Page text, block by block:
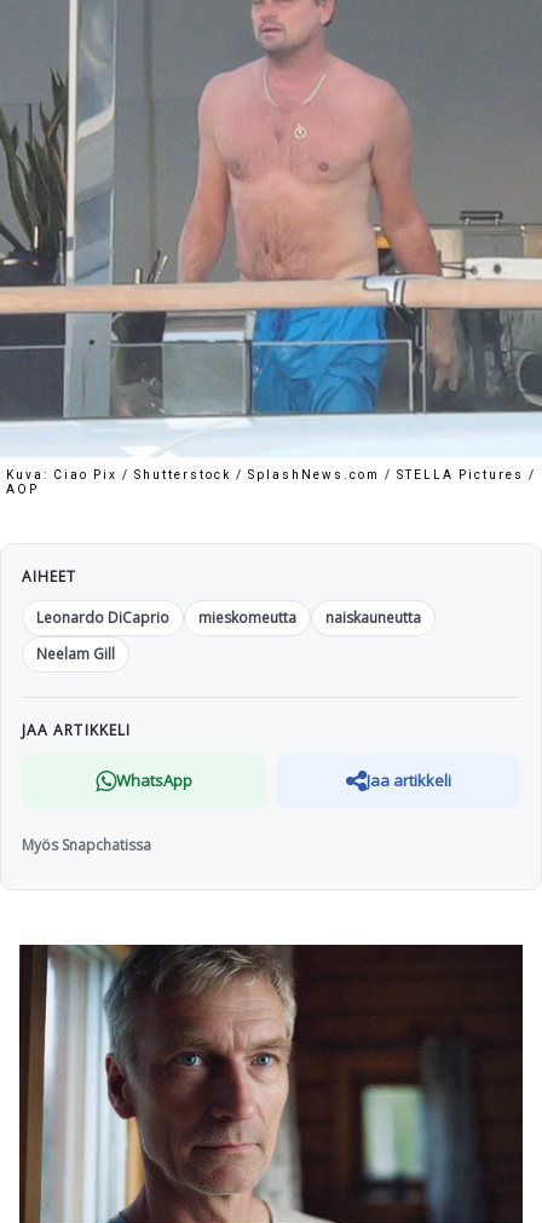
Kuva: Ciao Pix / Shutterstock / SplashNews.com / STELLA Pictures /
AOP
AIHEET
Leonardo DiCaprio
mieskomeutta
naiskauneutta
Neelam Gill
JAA ARTIKKELI
WhatsApp Jaa artikkeli
Myös Snapchatissa